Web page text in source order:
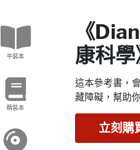
平裝本
精裝本
《
康科學
這本參考書，
藏障礙，幫助
立刻購